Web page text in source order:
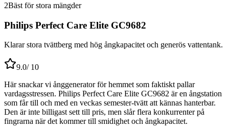
2Bäst för stora mängder
Philips Perfect Care Elite GC9682
Klarar stora tvättberg med hög ångkapacitet och generös vattentank.
9.0/ 10
Här snackar vi ånggenerator för hemmet som faktiskt pallar
vardagsstressen. Philips Perfect Care Elite GC9682 är en ångstation
som får till och med en veckas semester-tvätt att kännas hanterbar.
Den är inte billigast sett till pris, men slår flera konkurrenter på
fingrarna när det kommer till smidighet och ångkapacitet.